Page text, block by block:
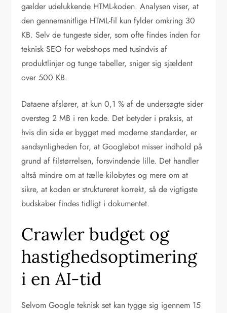
gælder udelukkende HTML-koden. Analysen viser, at
den gennemsnitlige HTML-fil kun fylder omkring 30
KB. Selv de tungeste sider, som ofte findes inden for
teknisk SEO for webshops med tusindvis af
produktlinjer og tunge tabeller, sniger sig sjældent
over 500 KB.
Dataene afslører, at kun 0,1 % af de undersøgte sider
oversteg 2 MB i ren kode. Det betyder i praksis, at
hvis din side er bygget med moderne standarder, er
sandsynligheden for, at Googlebot misser indhold på
grund af filstørrelsen, forsvindende lille. Det handler
altså mindre om at tælle kilobytes og mere om at
sikre, at koden er struktureret korrekt, så de vigtigste
budskaber findes tidligt i dokumentet.
Crawler budget og
hastighedsoptimering
i en AI-tid
Selvom Google teknisk set kan tygge sig igennem 15